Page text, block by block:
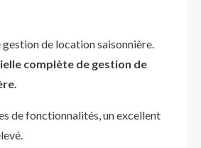
de location saisonnière.
complète de gestion de
de fonctionnalités, un excellent